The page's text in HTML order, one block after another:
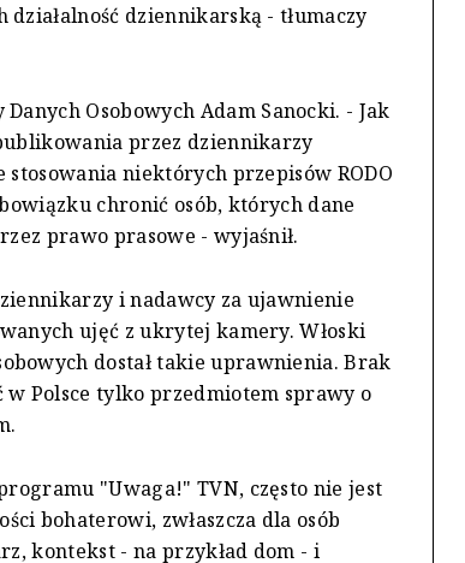
działalność dziennikarską - tłumaczy
Osobowych Adam Sanocki. - Jak
przez dziennikarzy
niektórych przepisów RODO
chronić osób, których dane
prawo prasowe - wyjaśnił.
i nadawcy za ujawnienie
ujęć z ukrytej kamery. Włoski
dostał takie uprawnienia. Brak
w Polsce tylko przedmiotem sprawy o
"Uwaga!" TVN, często nie jest
bohaterowi, zwłaszcza dla osób
kontekst - na przykład dom - i